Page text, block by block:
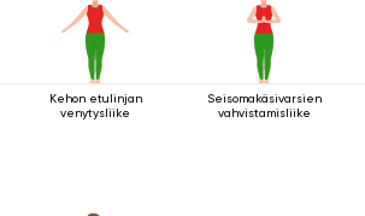
Kehon etulinjan
venytysliike
Seisomakäsivarsien
vahvistamisliike